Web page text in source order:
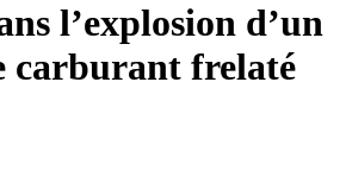
l’explosion d’un
carburant frelaté